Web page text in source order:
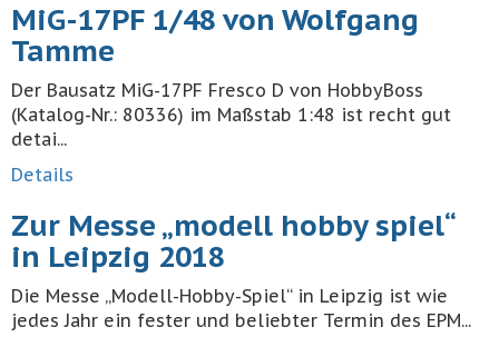
MiG-17PF 1/48 von Wolfgang
Tamme
Der Bausatz MiG-17PF Fresco D von HobbyBoss
(Katalog-Nr.: 80336) im Maßstab 1:48 ist recht gut
detai...
Details
Zur Messe „modell hobby spiel“
in Leipzig 2018
Die Messe „Modell-Hobby-Spiel“ in Leipzig ist wie
jedes Jahr ein fester und beliebter Termin des EPM...